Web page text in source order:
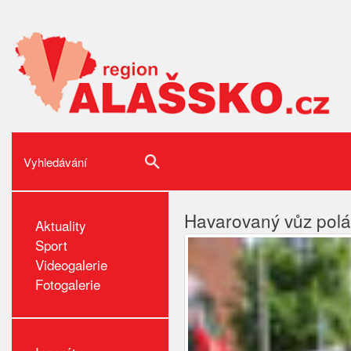
Aktuality
Sport
Videogalerie
Fotogalerie
Havarovaný vůz